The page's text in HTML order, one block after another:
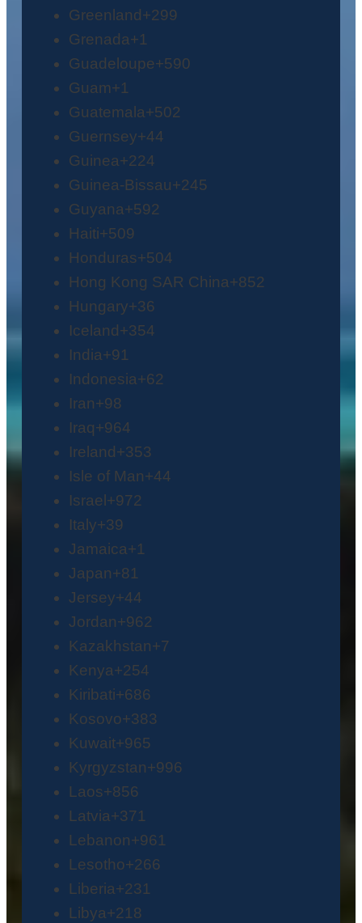
Greenland +299
Grenada+1
Guadeloupe+590
Guam+1
Guatemala+502
Guernsey+44
Guinea+224
Guinea-Bissau+245
Guyana+592
Haiti+509
Honduras+504
Hong Kong SAR China+852
Hungary+36
Iceland +354
India+91
Indonesia+62
Iran+98
Iraq+964
Ireland +353
Isle of Man+44
Israel +972
Italy+39
Jamaica+1
Japan+81
Jersey+44
Jordan+962
Kazakhstan+7
Kenya+254
Kiribati+686
Kosovo+383
Kuwait+965
Kyrgyzstan+996
Laos+856
Latvia+371
Lebanon+961
Lesotho+266
Liberia+231
Libya+218